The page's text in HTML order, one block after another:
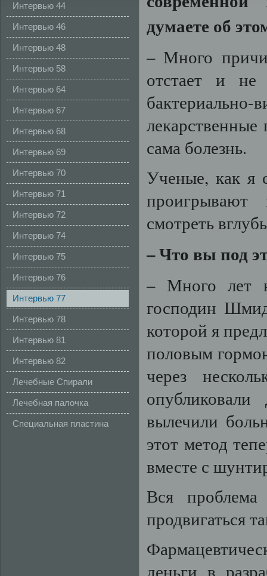
Интервью 44
Интервью 46
Интервью 48
Интервью 58
Интервью 64
Интервью 67
Интервью 68
Интервью 69
Интервью 70
Интервью 71
Интервью 72
Интервью 74
Интервью 75
Интервью 76
Интервью 77
Интервью 78
Интервью 81
Интервью 82
Лечебные Спирали
Лечебная палочка
здоровья
Специальная пластина
думаете об
– Много
отстает и не
сама болезнь.
Ученые, как я
проигрывают
смотреть
–Чтовыпод
– Много лет
господин
которой я
половым
через
вылечили
этот метод
вместе с
Вся
продвигаться
деньги в